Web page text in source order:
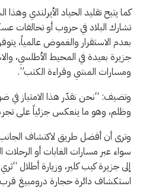
كما يتيح تقليد الحياد الأيرلندي وهذا
تشارك البلاد في حروب أو تحالفات
بعدم الاستقرار والغموض عالمياً،
جزيرة بعيدة في المحيط الأطلسي،
ومسارات المشي وقراءة الكتب”.
وتضيف: “نحن نقدّر هذا الامتياز في
وظلم، وهو ما ينعكس جزئياً على
وترى أن أفضل طريق لاكتشاف الجانب
سواء عبر مسارات الغابات أو الرحلات
إلى جزيرة كيب كلير، وزيارة أطلال
استكشاف دائرة حجارة درومبيغ قرب